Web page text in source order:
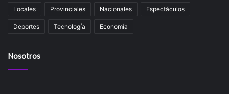
Locales Provinciales Nacionales Espectáculos
Deportes Tecnología Economía
Nosotros